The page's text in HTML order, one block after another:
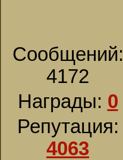
Сообщений:
4172
Награды: 0
Репутация:
4063